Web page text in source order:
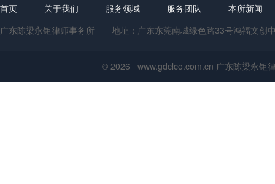
首页 关于我们 服务领域 服务团队
本所新闻
广东陈梁永钜律师事务所 地址：广东东莞南城绿色路33号鸿福
© 2026 www.gdclco.com.cn 广东陈梁永